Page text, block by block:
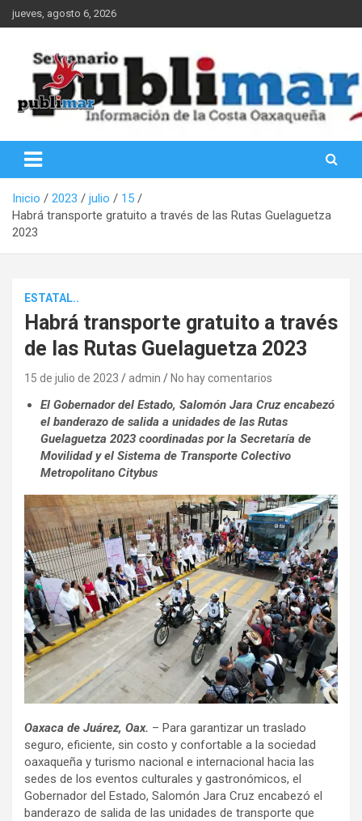
Saltar
al
jueves, agosto 6, 2026
PubliMar
Inicio 2023 julio
15
Habrá transporte gratuito a través de las Rutas Guelaguetza
2023
ESTATAL..
Habrá transporte gratuito a través
de las Rutas Guelaguetza 2023
15 de julio de 2023 admin No hay comentarios
El Gobernador del Estado, Salomón Jara Cruz encabezó
el banderazo de salida a unidades de las Rutas
Guelaguetza 2023 coordinadas por la Secretaría de
Movilidad y el Sistema de Transporte Colectivo
Metropolitano Citybus
Oaxaca de Juárez, Oax. – Para garantizar un traslado
seguro, eficiente, sin costo y confortable a la sociedad
oaxaqueña y turismo nacional e internacional hacia las
sedes de los eventos culturales y gastronómicos, el
Gobernador del Estado, Salomón Jara Cruz encabezó el
banderazo de salida de las unidades de transporte que